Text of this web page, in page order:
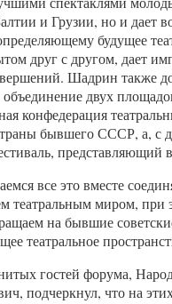
и Грузии, но и дает
будущее
друг с другом, дает
Шадрин также
двух
конфедерация
бывшего СССР, а, с
представляющий
все это вместе
театральным миром, при
на бывшие
театральное
гостей форума,
подчеркнул, что на